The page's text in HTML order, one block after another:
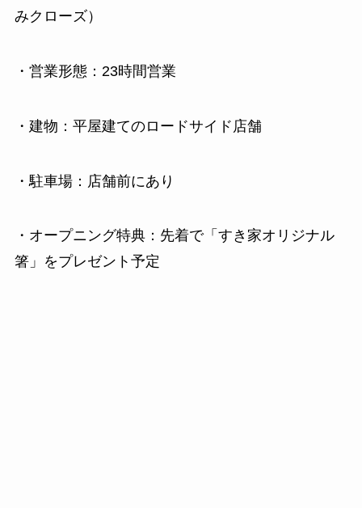
みクローズ）
・営業形態：23時間営業
・建物：平屋建てのロードサイド店舗
・駐車場：店舗前にあり
・オープニング特典：先着で「すき家オリジナル
箸」をプレゼント予定